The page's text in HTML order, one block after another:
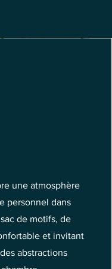
une atmosphère
personnel dans
de motifs, de
et invitant
abstractions